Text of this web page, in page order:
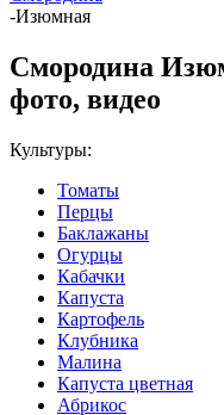
-Изюмная
Смородина
фото, видео
Культуры:
Томаты
Перцы
Баклажаны
Огурцы
Кабачки
Капуста
Картофель
Клубника
Малина
Капуста цветная
Абрикос